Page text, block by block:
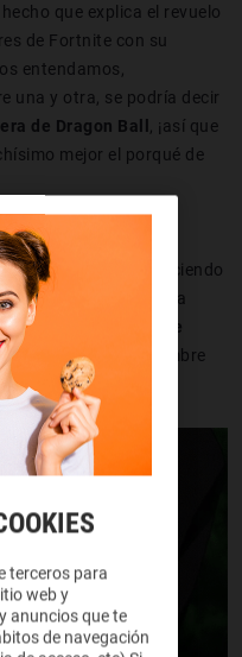
que explica el revuelo
de Fortnite con su
entendamos,
una y otra, se podría decir
de Dragon Ball , ¡así que
mejor el porqué de
a Goku o a otros
Naruto ha ido creciendo
pasó de ser un chico a
Hyūga
padre de
cierto, comparte nombre
terceros para
web y
anuncios que te
de navegación